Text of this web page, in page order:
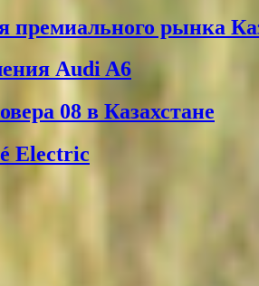
рынка
Audi A6
08 в Казахстане
Electric